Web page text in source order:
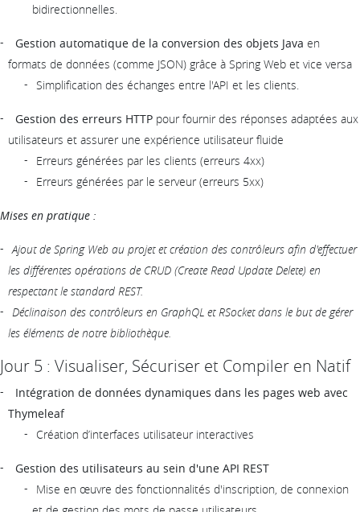
bidirectionnelles.
Gestion automatique de la conversion des objets Java en
formats de données (comme JSON) grâce à Spring Web et vice versa
Simplification des échanges entre l'API et les clients.
Gestion des erreurs HTTP pour fournir des réponses adaptées aux
utilisateurs et assurer une expérience utilisateur fluide
Erreurs générées par les clients (erreurs 4xx)
Erreurs générées par le serveur (erreurs 5xx)
Mises en pratique :
Ajout de Spring Web au projet et création des contrôleurs afin d'effectuer
les différentes opérations de CRUD (Create Read Update Delete) en
respectant le standard REST.
Déclinaison des contrôleurs en GraphQL et RSocket dans le but de gérer
les éléments de notre bibliothèque.
Jour 5 : Visualiser, Sécuriser et Compiler en Natif
Intégration de données dynamiques dans les pages web avec
Thymeleaf
Création d’interfaces utilisateur interactives
Gestion des utilisateurs au sein d'une API REST
Mise en œuvre des fonctionnalités d'inscription, de connexion